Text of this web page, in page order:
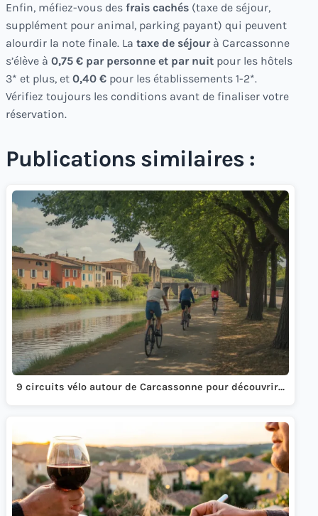
Enfin, méfiez-vous des frais cachés (taxe de séjour,
supplément pour animal, parking payant) qui peuvent
alourdir la note finale. La taxe de séjourà Carcassonne
s’élève à 0,75 € par personne et par nuit pour les hôtels
3* et plus, et 0,40 € pour les établissements 1-2*.
Vérifiez toujours les conditions avant de finaliser votre
réservation.
Publications similaires :
9 circuits vélo autour de Carcassonne pour découvrir…